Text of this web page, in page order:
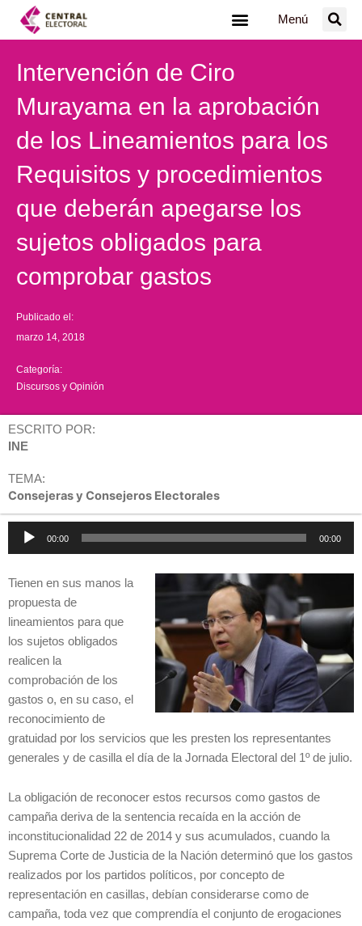
Menú
Intervención de Ciro
Murayama en la aprobación
de los Lineamientos para los
Requisitos y procedimientos
que deberán apegarse los
sujetos obligados para
comprobar gastos
Publicado el:
marzo 14, 2018
Categoría:
Discursos y Opinión
ESCRITO POR:
INE
TEMA:
Consejeras y Consejeros Electorales
Reproductor
00:00 00:00
Tienen en sus manos la
propuesta de
lineamientos para que
los sujetos obligados
realicen la
comprobación de los
gastos o, en su caso, el
reconocimiento de
gratuidad por los servicios que les presten los representantes
generales y de casilla el día de la Jornada Electoral del 1º de julio.
La obligación de reconocer estos recursos como gastos de
campaña deriva de la sentencia recaída en la acción de
inconstitucionalidad 22 de 2014 y sus acumulados, cuando la
Suprema Corte de Justicia de la Nación determinó que los gastos
realizados por los partidos políticos, por concepto de
representación en casillas, debían considerarse como de
campaña, toda vez que comprendía el conjunto de erogaciones